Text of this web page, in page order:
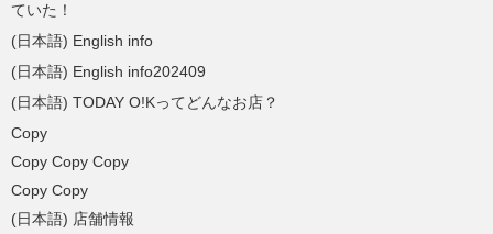
ていた！
(日本語) English info
(日本語) English info202409
(日本語) TODAY O!Kってどんなお店？
Copy
Copy Copy Copy
Copy Copy
(日本語) 店舗情報